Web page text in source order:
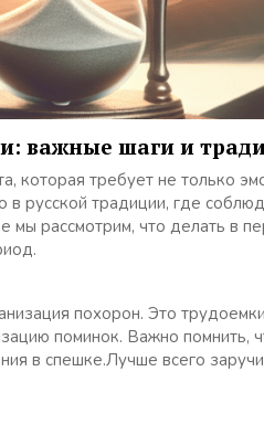
важные шаги и
которая требует не только
русской традиции, где
мы рассмотрим, что делать в
похорон. Это
поминок. Важно помнить,
в спешке.Лучше всего